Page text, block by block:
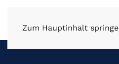
Zum Hauptinhalt